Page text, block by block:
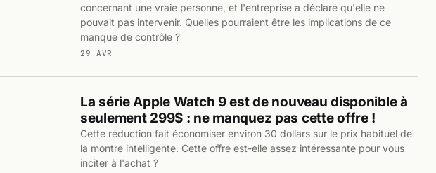
concernant une vraie personne, et l'entreprise a déclaré qu'elle ne
pouvait pas intervenir. Quelles pourraient être les implications de ce
manque de contrôle ?
29 AVR
La série Apple Watch 9 est de nouveau disponible à
seulement 299$ : ne manquez pas cette offre !
Cette réduction fait économiser environ 30 dollars sur le prix habituel de
la montre intelligente. Cette offre est-elle assez intéressante pour vous
inciter à l'achat ?